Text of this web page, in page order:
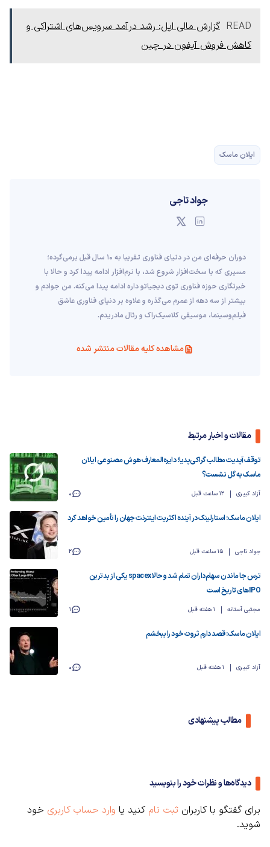
READ گزارش مالی اپل: رشد درآمد سرویس‌های اشتراکی و
کاهش فروش آیفون در چین
ایلان ماسک
جواد تاجی
دوران حرفه‌ای من در دنیای فناوری تقریبا به ۱۰ سال قبل برمی‌گرده؛
مسیری که با سخت‌افزار شروع شد، با نرم‌افزار ادامه پیدا کرد و حالا با
خبرنگاری حوزه فناوری توی دیجیاتو داره ادامه پیدا می‌کنه. من جوادم و
بیشتر از سه دهه از عمرم می‌گذره و علاوه بر دنیای فناوری عاشق
فیلم‌و‌سینما، موسیقی کلاسیک‌راک و رئال مادریدم.
مشاهده کلیه مقالات منتشر شده
مقالات و اخبار مرتبط
توقف آپدیت مطالب گراکی‌پدیا؛ دایره‌المعارف هوش مصنوعی ایلان
ماسک به گل نشست؟
آزاد کبیری 12 ساعت قبل 0
ایلان ماسک: استارلینک در آینده اکثریت اینترنت جهان را تأمین خواهد کرد
جواد تاجی 15 ساعت قبل 2
ترس جا ماندن سهام‌داران تمام شد و حالا spacex یکی از بدترین
IPOهای تاریخ است
مجتبی آستانه 1 هفته قبل 1
ایلان ماسک: قصد دارم ثروت خود را ببخشم
آزاد کبیری 1 هفته قبل 0
مطالب پیشنهادی
دیدگاه‌ها و نظرات خود را بنویسید
برای گفتگو با کاربران ثبت نام کنید یا وارد حساب کاربری خود
شوید.